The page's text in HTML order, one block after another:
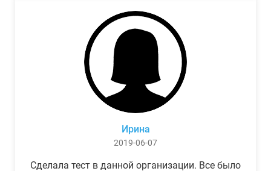
Ирина
2019-06-07
Сделала тест в данной организации. Все было